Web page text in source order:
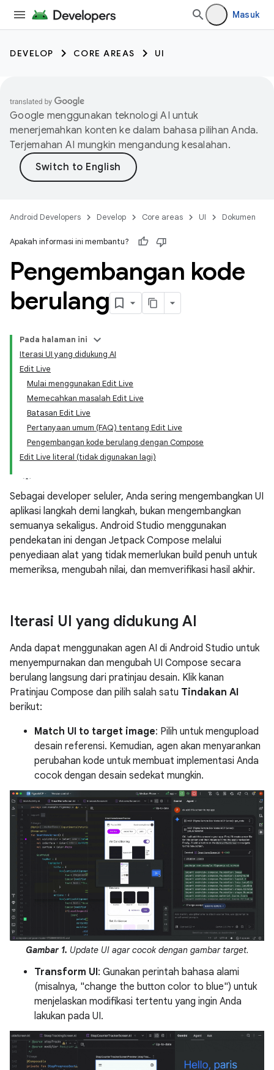
Masuk
DEVELOP CORE AREAS UI
Google menggunakan teknologi AI untuk
menerjemahkan konten ke dalam bahasa pilihan Anda.
Terjemahan AI mungkin mengandung kesalahan.
Android Developers Develop Core areas UI Dokumen
Apakah informasi ini membantu?
Pengembangan kode
berulang
Pada halaman ini
Iterasi UI yang didukung AI
Edit Live
Mulai menggunakan Edit Live
Memecahkan masalah Edit Live
Batasan Edit Live
Pertanyaan umum (FAQ) tentang Edit Live
Pengembangan kode berulang dengan Compose
Edit Live literal (tidak digunakan lagi)
Sebagai developer seluler, Anda sering mengembangkan UI
aplikasi langkah demi langkah, bukan mengembangkan
semuanya sekaligus. Android Studio menggunakan
pendekatan ini dengan Jetpack Compose melalui
penyediaan alat yang tidak memerlukan build penuh untuk
memeriksa, mengubah nilai, dan memverifikasi hasil akhir.
Iterasi UI yang didukung AI
Anda dapat menggunakan agen AI di Android Studio untuk
menyempurnakan dan mengubah UI Compose secara
berulang langsung dari pratinjau desain. Klik kanan
Pratinjau Compose dan pilih salah satu Tindakan AI
berikut:
Match UI to target image: Pilih untuk mengupload
desain referensi. Kemudian, agen akan menyarankan
perubahan kode untuk membuat implementasi Anda
cocok dengan desain sedekat mungkin.
Gambar 1. Update UI agar cocok dengan gambar target.
Transform UI: Gunakan perintah bahasa alami
(misalnya, "change the button color to blue") untuk
menjelaskan modifikasi tertentu yang ingin Anda
lakukan pada UI.